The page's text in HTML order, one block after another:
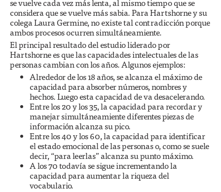
se vuelve cada vez más lenta, al mismo tiempo que se
considera que se vuelve más sabia. Para Hartshorne y su
colega Laura Germine, no existe tal contradicción porque
ambos procesos ocurren simultáneamiente.
El principal resultado del estudio liderado por
Hartshorne es que las capacidades intelectuales de las
personas cambian con los años. Algunos ejemplos:
Alrededor de los 18 años, se alcanza el máximo de
capacidad para absorber números, nombres y
hechos. Luego esta capacidad de va desacelerando.
Entre los 20 y los 35, la capacidad para recordar y
manejar simultáneamiente diferentes piezas de
información alcanza su pico.
Entre los 40 y los 60, la capacidad para identificar
el estado emocional de las personas o, como se suele
decir, “para leerlas” alcanza su punto máximo.
A los 70 todavía se sigue incrementando la
capacidad para aumentar la riqueza del
vocabulario.